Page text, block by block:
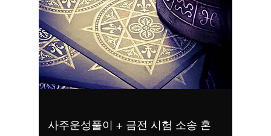
사주운성풀이 + 금전 시험 소송 혼